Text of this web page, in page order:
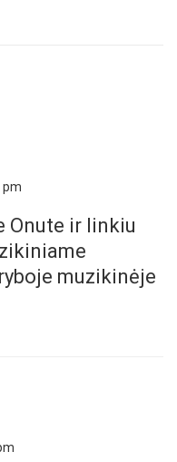
pm
Onute ir linkiu
muzikinėje